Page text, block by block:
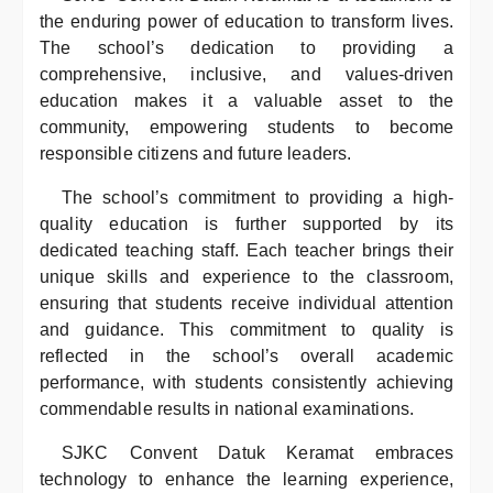
the enduring power of education to transform lives.
The school’s dedication to providing a
comprehensive, inclusive, and values-driven
education makes it a valuable asset to the
community, empowering students to become
responsible citizens and future leaders.
The school’s commitment to providing a high-
quality education is further supported by its
dedicated teaching staff. Each teacher brings their
unique skills and experience to the classroom,
ensuring that students receive individual attention
and guidance. This commitment to quality is
reflected in the school’s overall academic
performance, with students consistently achieving
commendable results in national examinations.
SJKC Convent Datuk Keramat embraces
technology to enhance the learning experience,